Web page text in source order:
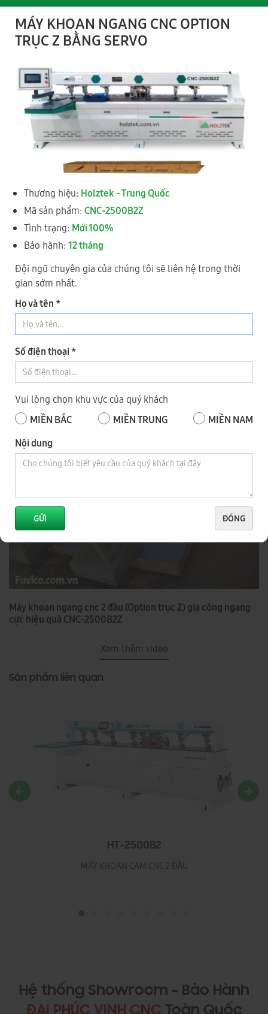
MÁY KHOAN NGANG CNC OPTION
TRỤC Z BẰNG SERVO
Thương hiệu: Holztek - Trung Quốc
Mã sản phẩm: CNC-2500B2Z
Tình trạng: Mới 100%
Bảo hành: 12 tháng
Đội ngũ chuyên gia của chúng tôi sẽ liên hệ trong thời
gian sớm nhất.
Họ và tên *
Số điện thoại *
Vui lòng chọn khu vực của quý khách
MIỀN BẮC
MIỀN TRUNG
MIỀN NAM
Nội dung
GỬI ĐÓNG
MÁY KHOAN NGANG CNC-2500B2Z LÀM BẢN LỀ VÀ Ổ KHOÁ
CỬA ĐI
Máy làm KHOAN 2 đầu, lắc mộng âm trục Z CNC-2500B2Z
Máy khoan lắc mộng, đục mộng vuông CNC-2500B2Z
Máy khoan ngang cnc 2 đầu (Option trục Z) gia công ngang
cực hiệu quả CNC-2500B2Z
Xem thêm video
Sản phẩm liên quan
HT-2500B2
MÁY KHOAN CAM CNC 2 ĐẦU
Hệ thống Showroom - Bảo Hành